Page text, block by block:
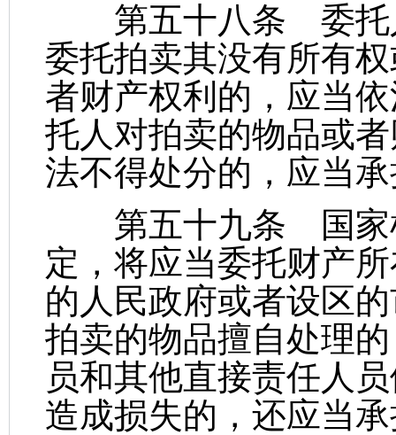
第五十八条 委托
委托拍卖其没有所有
者财产权利的，应当
托人对拍卖的物品或
法不得处分的，应当
第五十九条 国家
定，将应当委托财产
的人民政府或者设区
拍卖的物品擅自处理
员和其他直接责任人
造成损失的，还应当